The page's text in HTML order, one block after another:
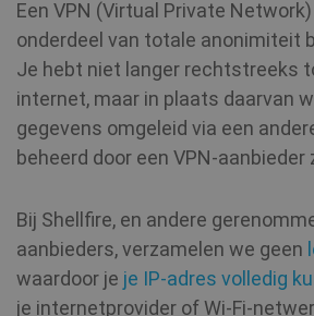
Een VPN (Virtual Private
onderdeel van totale anonimiteit
Je hebt niet langer rechtstreeks
internet, maar in plaats daarvan
gegevens omgeleid via een
beheerd door een VPN-aanbieder
Bij Shellfire, en andere
aanbieders, verzamelen we geen
waardoor je je IP-adres volledig
je internetprovider of Wi-Fi-